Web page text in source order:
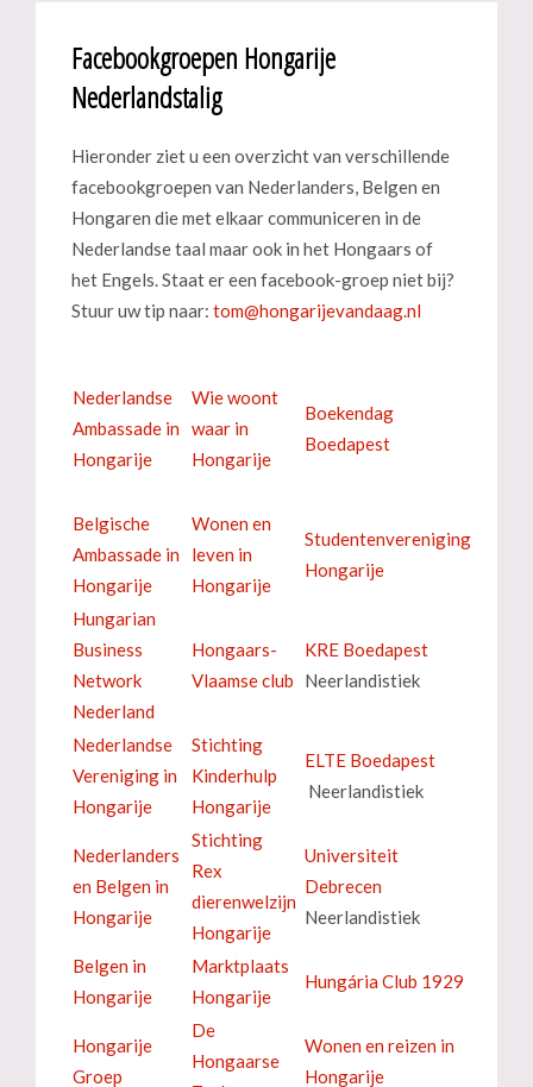
Facebookgroepen Hongarije
Nederlandstalig
Hieronder ziet u een overzicht van verschillende
facebookgroepen van Nederlanders, Belgen en
Hongaren die met elkaar communiceren in de
Nederlandse taal maar ook in het Hongaars of
het Engels. Staat er een facebook-groep niet bij?
Stuur uw tip naar:
Nederlandse
Ambassade in
Hongarije
Wie woont
waar in
Hongarije
Boekendag
Boedapest
Belgische
Ambassade in
Hongarije
Wonen en
leven in
Hongarije
Studentenvereniging
Hongarije
Hungarian
Business
Network
Nederland
Hongaars-
Vlaamse club
KRE Boedapest
Neerlandistiek
Nederlandse
Vereniging in
Hongarije
Stichting
Kinderhulp
Hongarije
ELTE Boedapest
Neerlandistiek
Nederlanders
en Belgen in
Hongarije
Stichting
Rex
dierenwelzijn
Hongarije
Universiteit
Debrecen
Neerlandistiek
Belgen in
Hongarije
Marktplaats
Hongarije
Hungária Club 1929
Hongarije
Groep
De
Hongaarse
Wonen en reizen in
Hongarije